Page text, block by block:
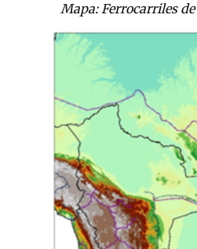
Mapa: Ferrocarriles